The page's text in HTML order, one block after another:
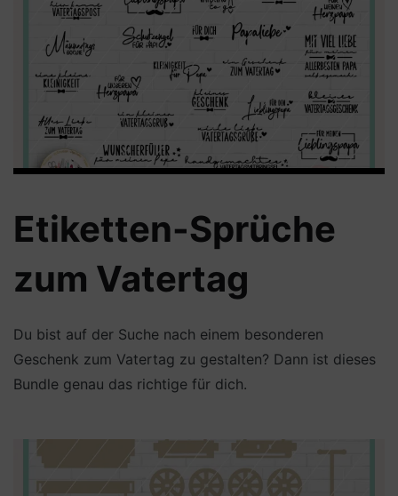
Etiketten-Sprüche
zum Vatertag
Du bist auf der Suche nach einem besonderen
Geschenk zum Vatertag zu gestalten? Dann ist dieses
Bundle genau das richtige für dich.